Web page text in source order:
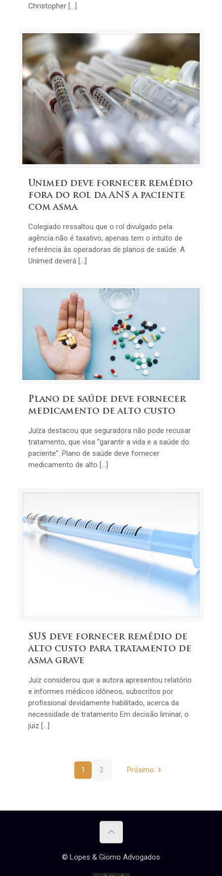
Christopher […]
Unimed deve fornecer remédio
fora do rol da ANS a paciente
com asma
Colegiado ressaltou que o rol divulgado pela
agência não é taxativo, apenas tem o intuito de
referência às operadoras de planos de saúde. A
Unimed deverá […]
Plano de saúde deve fornecer
medicamento de alto custo
Juíza destacou que seguradora não pode recusar
tratamento, que visa “garantir a vida e a saúde do
paciente”. Plano de saúde deve fornecer
medicamento de alto […]
SUS deve fornecer remédio de
alto custo para tratamento de
asma grave
Juiz considerou que a autora apresentou relatório
e informes médicos idôneos, subscritos por
profissional devidamente habilitado, acerca da
necessidade de tratamento Em decisão liminar, o
juiz […]
1 2 Próximo
© Lopes & Giorno Advogados